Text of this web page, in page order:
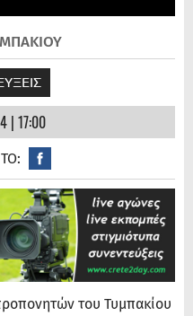
| 17:00
του Τυμπακίου